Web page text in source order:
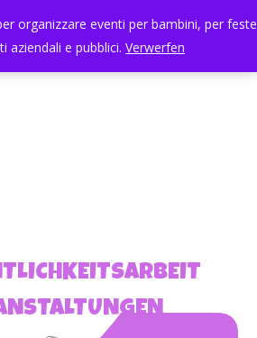
organizzare eventi per bambini, per feste
aziendali e pubblici. Verwerfen
search
Menu
Menu